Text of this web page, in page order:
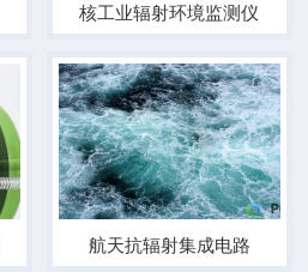
核工业辐射环境监测仪
航天抗辐射集成电路